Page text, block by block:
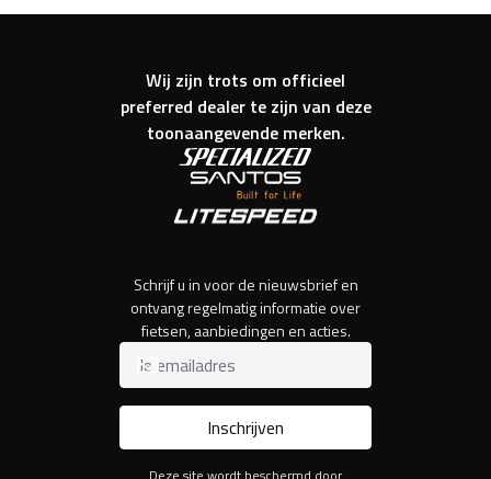
Wij zijn trots om officieel
preferred dealer te zijn van deze
toonaangevende merken.
Schrijf u in voor de nieuwsbrief en
ontvang regelmatig informatie over
fietsen, aanbiedingen en acties.
Inschrijven